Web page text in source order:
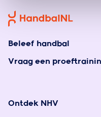
Beleef handbal
Vraag een
Ontdek NHV